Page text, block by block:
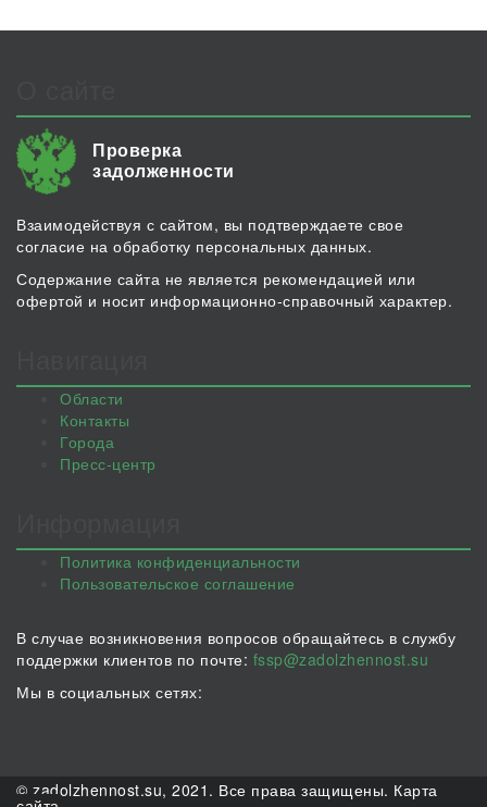
Проверка
задолженности
Взаимодействуя с сайтом, вы подтверждаете свое
согласие на обработку персональных данных.
Содержание сайта не является рекомендацией или
офертой и носит информационно-справочный характер.
Области
Контакты
Города
Пресс-центр
Политика конфиденциальности
Пользовательское соглашение
В случае возникновения вопросов обращайтесь в службу
поддержки клиентов по почте: fssp@zadolzhennost.su
Мы в социальных сетях:
© zadolzhennost.su, 2021. Все права защищены. Карта